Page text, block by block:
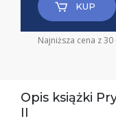
KUP
Najniższa cena z
Opis książki
II